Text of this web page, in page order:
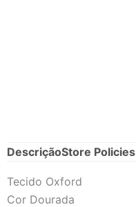
DescriçãoStore Policies
Tecido Oxford
Cor Dourada